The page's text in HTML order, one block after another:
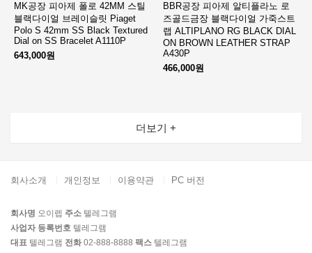
MK공장 피아제 폴로 42MM 스틸
블랙다이얼 브레이슬릿 Piaget
Polo S 42mm SS Black Textured
Dial on SS Bracelet A1110P
643,000원
BBR공장 피아제 알티플라노 로
즈골드금장 블랙다이얼 가죽스트
랩 ALTIPLANO RG BLACK DIAL
ON BROWN LEATHER STRAP
A430P
466,000원
더보기 +
회사소개 개인정보 이용약관 PC 버전
회사명 오이렙 주소 텔레그램
사업자 등록번호 텔레그램
대표 텔레그램 전화 02-888-8888 팩스 텔레그램